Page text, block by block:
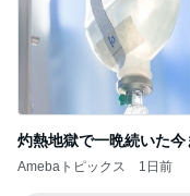
灼熱地獄で一晩続いた
Amebaトピックス 1日前